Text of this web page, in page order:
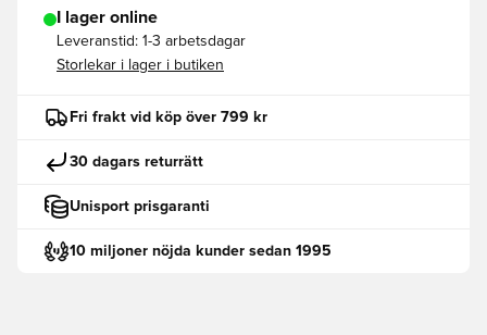
I lager online
Leveranstid: 1-3 arbetsdagar
Storlekar i lager i butiken
Fri frakt vid köp över 799 kr
30 dagars returrätt
Unisport prisgaranti
10 miljoner nöjda kunder sedan 1995